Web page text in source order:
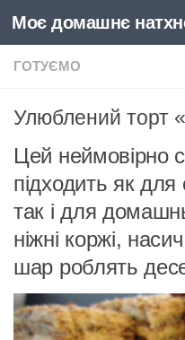
Skip to content
Моє домашнє
ГОТУЄМО
Улюблений торт
Цей неймовірно
підходить як для
так і для
ніжні коржі,
шар роблять